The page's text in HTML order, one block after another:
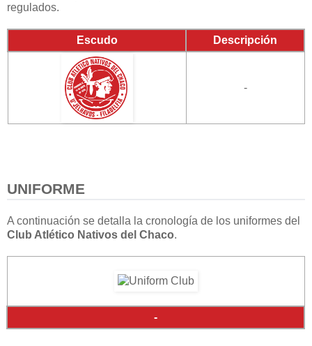
regulados.
Escudo Descripción
-
UNIFORME
A continuación se detalla la cronología de los uniformes del
Club Atlético Nativos del Chaco.
-